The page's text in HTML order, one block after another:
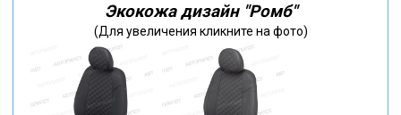
Экокожа дизайн "Ромб"
(Для увеличения кликните на фото)